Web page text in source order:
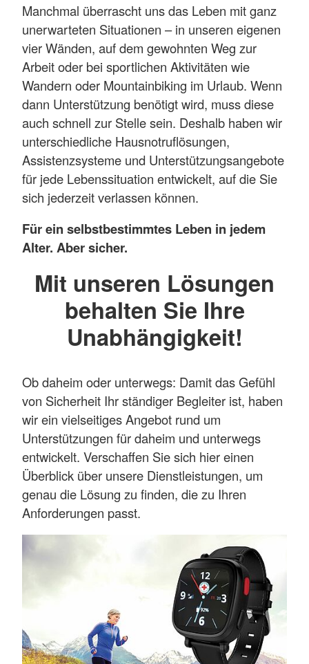
Manchmal überrascht uns das Leben mit ganz
unerwarteten Situationen – in unseren eigenen
vier Wänden, auf dem gewohnten Weg zur
Arbeit oder bei sportlichen Aktivitäten wie
Wandern oder Mountainbiking im Urlaub. Wenn
dann Unterstützung benötigt wird, muss diese
auch schnell zur Stelle sein. Deshalb haben wir
unterschiedliche Hausnotruflösungen,
Assistenzsysteme und Unterstützungsangebote
für jede Lebenssituation entwickelt, auf die Sie
sich jederzeit verlassen können.
Für ein selbstbestimmtes Leben in jedem
Alter. Aber sicher.
Mit unseren Lösungen
behalten Sie Ihre
Unabhängigkeit!
Ob daheim oder unterwegs: Damit das Gefühl
von Sicherheit Ihr ständiger Begleiter ist, haben
wir ein vielseitiges Angebot rund um
Unterstützungen für daheim und unterwegs
entwickelt. Verschaffen Sie sich hier einen
Überblick über unsere Dienstleistungen, um
genau die Lösung zu finden, die zu Ihren
Anforderungen passt.